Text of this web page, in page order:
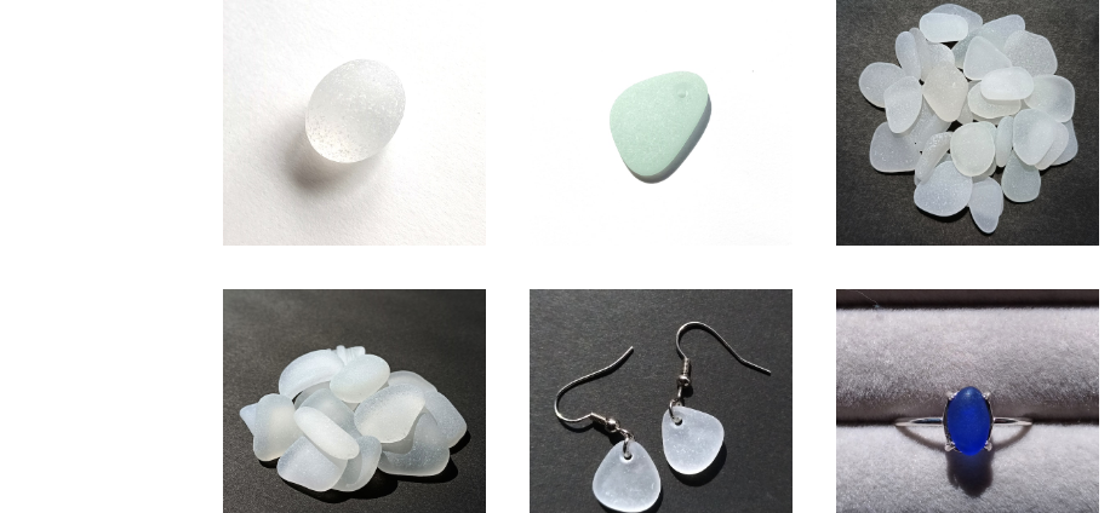
SC-117 コレクション用 シーグ
ラス（白色）
¥850
アクセサリー用シーグラス素材
(アップルグリーン) AS-19
SS-505(1.5～2cm・白色系)ク
ラフト用シーグラス素材
¥600
(白色系・2～2.5cm)クラフト用
シーグラス素材 SS-507
¥600
シーグラス ピアス（白色系） BP-
38
¥1,650
シーグラス SV925リング （コバ
ルトブルー系）SR-8
¥2,600